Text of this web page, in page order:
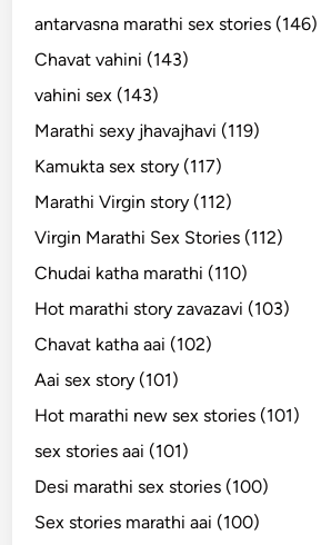
antarvasna marathi sex stories (146)
Chavat vahini (143)
vahini sex (143)
Marathi sexy jhavajhavi (119)
Kamukta sex story (117)
Marathi Virgin story (112)
Virgin Marathi Sex Stories (112)
Chudai katha marathi (110)
Hot marathi story zavazavi (103)
Chavat katha aai (102)
Aai sex story (101)
Hot marathi new sex stories (101)
sex stories aai (101)
Desi marathi sex stories (100)
Sex stories marathi aai (100)